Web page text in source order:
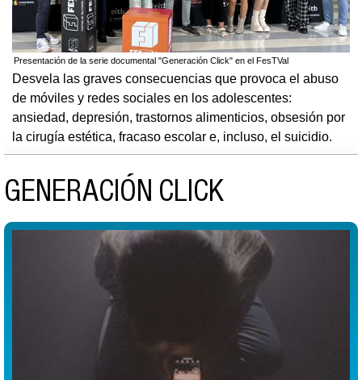
Presentación de la serie documental "Generación Click" en el FesTVal
Desvela las graves consecuencias que provoca el abuso
de móviles y redes sociales en los adolescentes:
ansiedad, depresión, trastornos alimenticios, obsesión por
la cirugía estética, fracaso escolar e, incluso, el suicidio.
GENERACIÓN CLICK